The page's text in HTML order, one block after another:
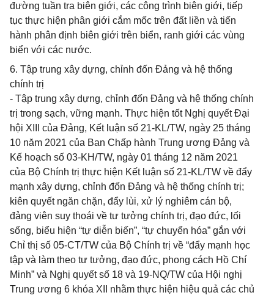
đường tuần tra biên giới, các công trình biên giới, tiếp
tục thực hiện phân giới cắm mốc trên đất liền và tiến
hành phân định biên giới trên biển, ranh giới các vùng
biển với các nước.
6. Tập trung xây dựng, chỉnh đốn Đảng và hệ thống
chính trị
- Tập trung xây dựng, chỉnh đốn Đảng và hệ thống chính
trị trong sạch, vững mạnh. Thực hiện tốt Nghị quyết Đại
hội XIII của Đảng, Kết luận số 21-KL/TW, ngày 25 tháng
10 năm 2021 của Ban Chấp hành Trung ương Đảng và
Kế hoạch số 03-KH/TW, ngày 01 tháng 12 năm 2021
của Bộ Chính trị thực hiện Kết luận số 21-KL/TW về đẩy
mạnh xây dựng, chỉnh đốn Đảng và hệ thống chính trị;
kiên quyết ngăn chặn, đẩy lùi, xử lý nghiêm cán bộ,
đảng viên suy thoái về tư tưởng chính trị, đạo đức, lối
sống, biểu hiện “tự diễn biến”, “tự chuyển hóa” gắn với
Chỉ thị số 05-CT/TW của Bộ Chính trị về “đẩy mạnh học
tập và làm theo tư tưởng, đạo đức, phong cách Hồ Chí
Minh” và Nghị quyết số 18 và 19-NQ/TW của Hội nghị
Trung ương 6 khóa XII nhằm thực hiện hiệu quả các chủ